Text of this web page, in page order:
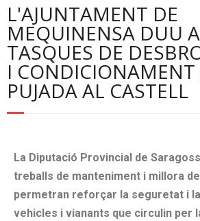
L'AJUNTAMENT DE
MEQUINENSA DUU
TASQUES DE
I CONDICIONAMENT
PUJADA AL CASTELL
La Diputació Provincial de
treballs de manteniment i millora
permetran reforçar la seguretat i
vehicles i vianants que circulin per